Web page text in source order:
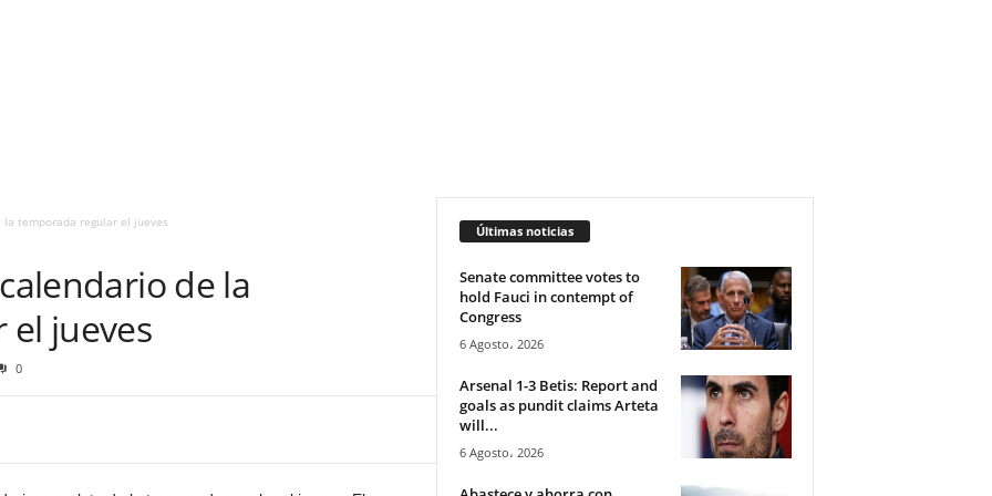
temporada regular el jueves
de la
jueves
0
Últimas noticias
Senate committee votes to
hold Fauci in contempt of
Congress
6 Agosto، 2026
Arsenal 1-3 Betis: Report and
goals as pundit claims Arteta
will...
6 Agosto، 2026